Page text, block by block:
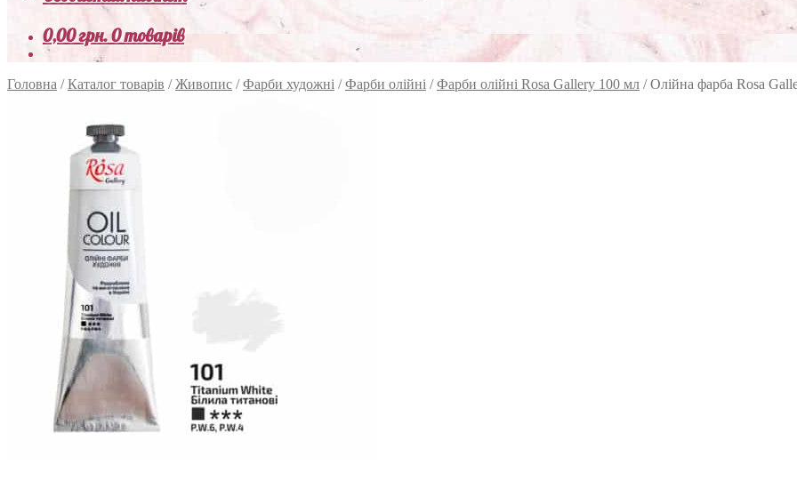
0,00грн.0 товарів
Головна /Каталог товарів /Живопис /Фарби художні /Фарби олійні /Фарби олійні Rosa Gallery 100 мл /Олійна фарба Rosa